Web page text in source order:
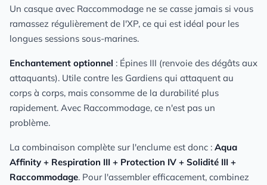
Un casque avec Raccommodage ne se casse jamais si vous
ramassez régulièrement de l'XP, ce qui est idéal pour les
longues sessions sous-marines.
Enchantement optionnel : Épines III (renvoie des dégâts aux
attaquants). Utile contre les Gardiens qui attaquent au
corps à corps, mais consomme de la durabilité plus
rapidement. Avec Raccommodage, ce n'est pas un
problème.
La combinaison complète sur l'enclume est donc : Aqua
Affinity + Respiration III + Protection IV + Solidité III +
Raccommodage. Pour l'assembler efficacement, combinez